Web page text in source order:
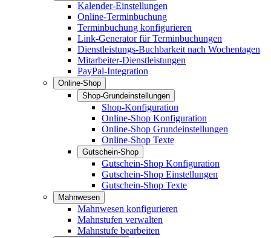
Kalender-Einstellungen
Online-Terminbuchung
Terminbuchung konfigurieren
Link-Generator für Terminbuchungen
Dienstleistungs-Buchbarkeit nach Wochentagen
Mitarbeiter-Dienstleistungen
PayPal-Integration
Online-Shop
Shop-Grundeinstellungen
Shop-Konfiguration
Online-Shop Konfiguration
Online-Shop Grundeinstellungen
Online-Shop Texte
Gutschein-Shop
Gutschein-Shop Konfiguration
Gutschein-Shop Einstellungen
Gutschein-Shop Texte
Mahnwesen
Mahnwesen konfigurieren
Mahnstufen verwalten
Mahnstufe bearbeiten